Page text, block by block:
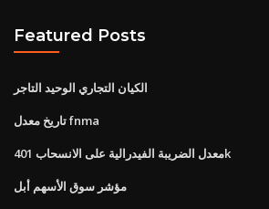
Featured Posts
الكيان التجاري الوحيد التاجر
تاريخ معدل fnma
معدل الضريبة الفيدرالية على الانسحاب 401k
مؤشر سوق الأسهم أبل